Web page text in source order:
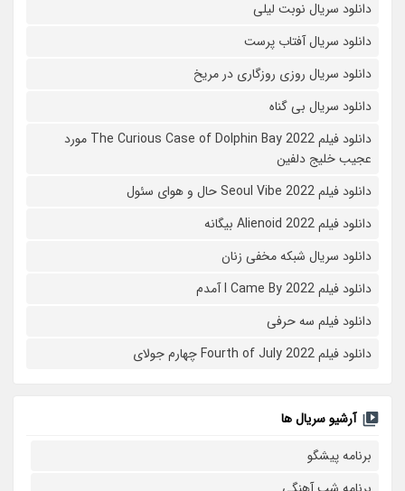
دانلود سریال نوبت لیلی
دانلود سریال آفتاب پرست
دانلود سریال روزی روزگاری در مریخ
دانلود سریال بی گناه
دانلود فیلم The Curious Case of Dolphin Bay 2022 مورد
عجیب خلیج دلفین
دانلود فیلم Seoul Vibe 2022 حال و هوای سئول
دانلود فیلم Alienoid 2022 بیگانه
دانلود سریال شبکه مخفی زنان
دانلود فیلم I Came By 2022 آمدم
دانلود فیلم سه حرفی
دانلود فیلم Fourth of July 2022 چهارم جولای
آرشیو سریال ها
برنامه پیشگو